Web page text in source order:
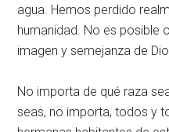
agua. Hemos perdido
humanidad. No es posible
imagen y semejanza de
No importa de qué raza
seas, no importa, todos y